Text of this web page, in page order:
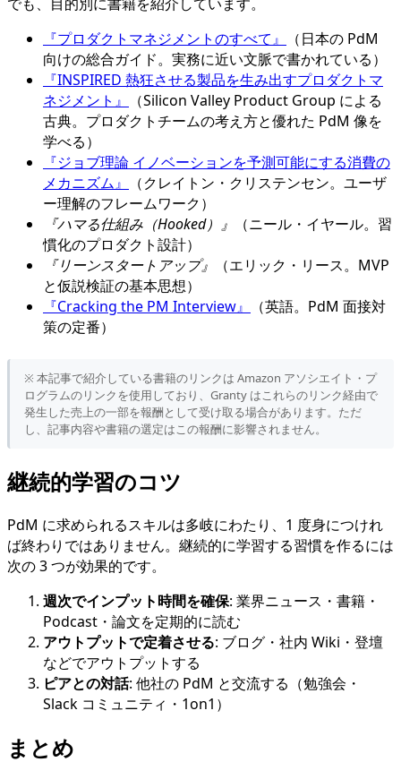
『プロダクトマネジメントのすべて』
（日本の PdM
向けの総合ガイド。実務に近い文脈で書かれている）
『INSPIRED 熱狂させる製品を生み出すプロダクトマ
ネジメント』
（Silicon Valley Product Group による
古典。プロダクトチームの考え方と優れた PdM 像を
学べる）
『ジョブ理論 イノベーションを予測可能にする消費の
メカニズム』
（クレイトン・クリステンセン。ユーザ
ー理解のフレームワーク）
『ハマる仕組み（Hooked）』
（ニール・イヤール。習
慣化のプロダクト設計）
『リーンスタートアップ』
（エリック・リース。MVP
と仮説検証の基本思想）
『Cracking the PM Interview』
（英語。PdM 面接対
策の定番）
※ 本記事で紹介している書籍のリンクは Amazon アソシエイト・プ
ログラムのリンクを使用しており、Granty はこれらのリンク経由で
発生した売上の一部を報酬として受け取る場合があります。ただ
し、記事内容や書籍の選定はこの報酬に影響されません。
継続的学習のコツ
PdM に求められるスキルは多岐にわたり、1 度身につけれ
ば終わりではありません。継続的に学習する習慣を作るには
次の 3 つが効果的です。
週次でインプット時間を確保: 業界ニュース・書籍・
Podcast・論文を定期的に読む
アウトプットで定着させる: ブログ・社内 Wiki・登壇
などでアウトプットする
ピアとの対話: 他社の PdM と交流する（勉強会・
Slack コミュニティ・1on1）
まとめ